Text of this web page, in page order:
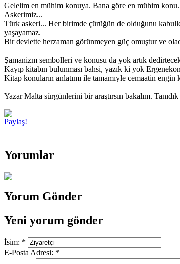
Gelelim en mühim konuya. Bana göre en mühim konu.
Askerimiz...
Türk askeri... Her birimde çürüğün de olduğunu
yaşayamaz.
Bir devlette herzaman görünmeyen güç omuştur ve
Şamanizm sembolleri ve konusu da yok artık
Kayıp kitabın bulunması bahsi, yazık ki yok
Kitap konuların anlatımı ile tamamıyle cemaatin
Yazar Malta sürgünlerini bir araştırsın bakalım.
Paylaş! |
Yorumlar
Yorum Gönder
Yeni yorum gönder
İsim: *
E-Posta Adresi: *